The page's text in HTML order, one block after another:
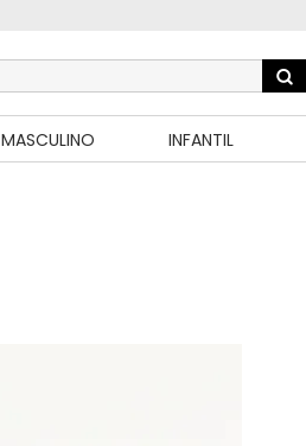
MASCULINO INFANTIL